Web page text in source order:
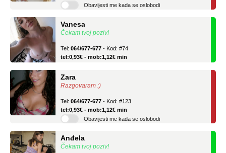
Čekam tvoj poziv!
tel:0,93€ - mob:1,12€ min
Razgovaram :)
tel:0,93€ - mob:1,12€ min
Obavijesti me kada se oslobodi
Čekam tvoj poziv!